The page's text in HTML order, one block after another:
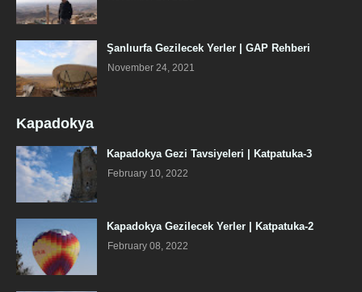
Şanlıurfa Gezilecek Yerler | GAP Rehberi
November 24, 2021
Kapadokya
Kapadokya Gezi Tavsiyeleri | Katpatuka-3
February 10, 2022
Kapadokya Gezilecek Yerler | Katpatuka-2
February 08, 2022